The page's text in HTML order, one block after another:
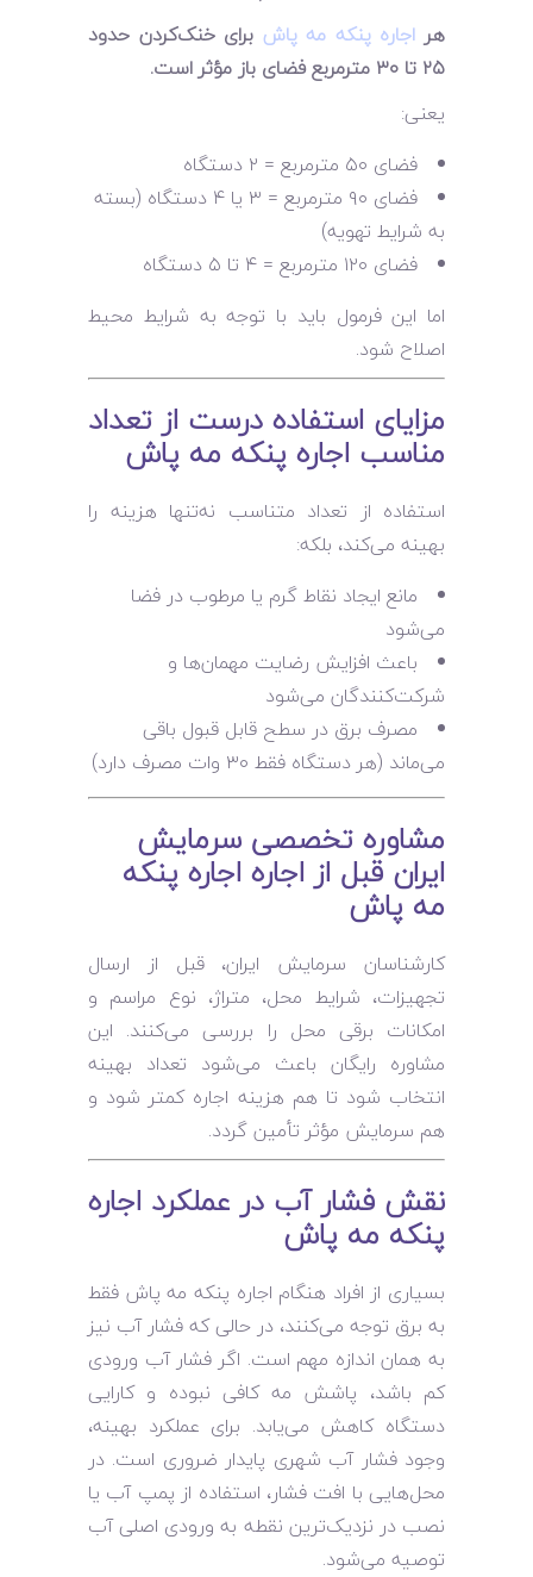
هر اجاره پنکه مه پاش برای خنک‌کردن حدود
۲۵ تا ۳۰ مترمربع فضای باز مؤثر است.
یعنی:
فضای ۵۰ مترمربع = ۲ دستگاه
فضای ۹۰ مترمربع = ۳ یا ۴ دستگاه (بسته
به شرایط تهویه)
فضای ۱۲۰ مترمربع = ۴ تا ۵ دستگاه
اما این فرمول باید با توجه به شرایط محیط
اصلاح شود.
مزایای استفاده درست از تعداد
مناسب اجاره پنکه مه پاش
استفاده از تعداد متناسب نه‌تنها هزینه را
بهینه می‌کند، بلکه:
مانع ایجاد نقاط گرم یا مرطوب در فضا
می‌شود
باعث افزایش رضایت مهمان‌ها و
شرکت‌کنندگان می‌شود
مصرف برق در سطح قابل قبول باقی
می‌ماند (هر دستگاه فقط ۳۰ وات مصرف دارد)
مشاوره تخصصی سرمایش
ایران قبل از اجاره اجاره پنکه
مه پاش
کارشناسان سرمایش ایران، قبل از ارسال
تجهیزات، شرایط محل، متراژ، نوع مراسم و
امکانات برقی محل را بررسی می‌کنند. این
مشاوره رایگان باعث می‌شود تعداد بهینه
انتخاب شود تا هم هزینه اجاره کمتر شود و
هم سرمایش مؤثر تأمین گردد.
نقش فشار آب در عملکرد اجاره
پنکه مه پاش
بسیاری از افراد هنگام اجاره پنکه مه پاش فقط
به برق توجه می‌کنند، در حالی که فشار آب نیز
به همان اندازه مهم است. اگر فشار آب ورودی
کم باشد، پاشش مه کافی نبوده و کارایی
دستگاه کاهش می‌یابد. برای عملکرد بهینه،
وجود فشار آب شهری پایدار ضروری است. در
محل‌هایی با افت فشار، استفاده از پمپ آب یا
نصب در نزدیک‌ترین نقطه به ورودی اصلی آب
توصیه می‌شود.